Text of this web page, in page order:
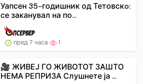
Уапсен 35-годишник од Тетовскo:
се заканувал на по...
пред 7 часа 1
🎥 ЖИВЕЈ ГО ЖИВОТОТ ЗАШТО
НЕМА РЕПРИЗА Слушнете ја ...